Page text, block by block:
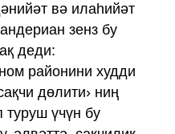
вә илаһийәт
зенз бу
деди:
районини худди
дөлити› ниң
туруш үчүн бу